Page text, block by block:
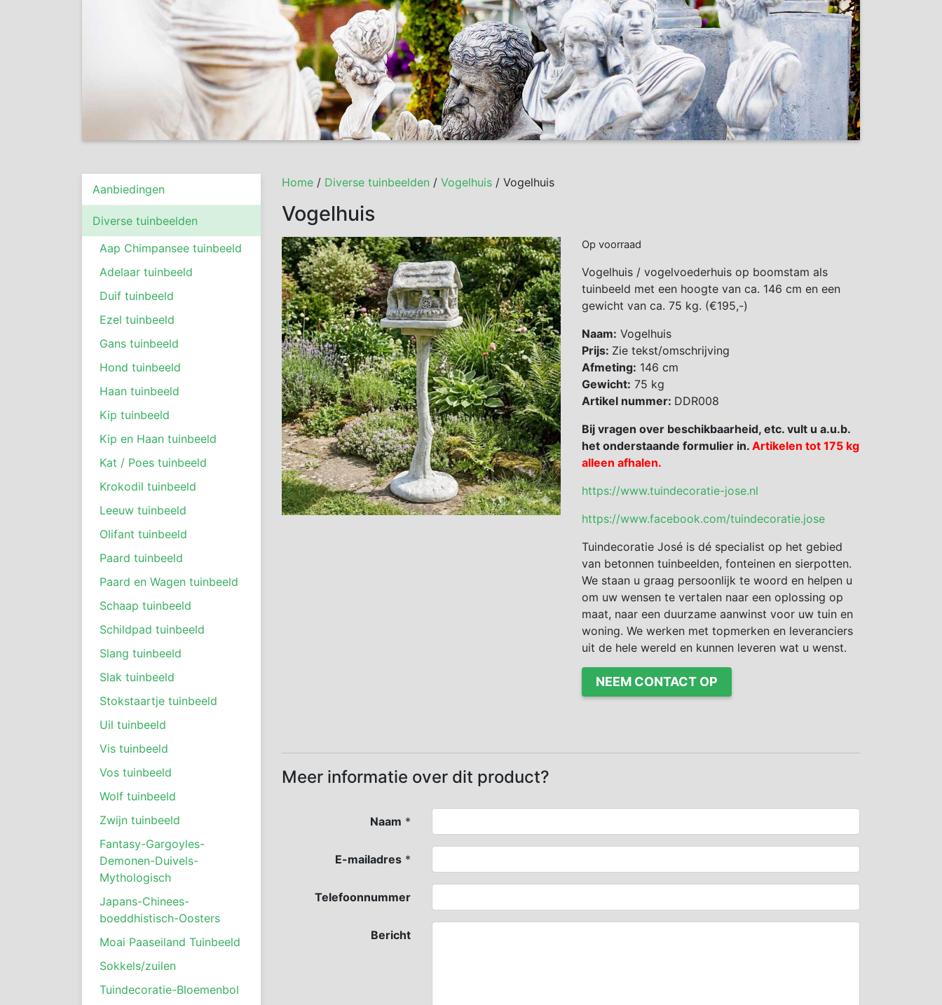
Aanbiedingen
Diverse tuinbeelden
Aap Chimpansee tuinbeeld
Adelaar tuinbeeld
Duif tuinbeeld
Ezel tuinbeeld
Gans tuinbeeld
Hond tuinbeeld
Haan tuinbeeld
Kip tuinbeeld
Kip en Haan tuinbeeld
Kat / Poes tuinbeeld
Krokodil tuinbeeld
Leeuw tuinbeeld
Olifant tuinbeeld
Paard tuinbeeld
Paard en Wagen tuinbeeld
Schaap tuinbeeld
Schildpad tuinbeeld
Slang tuinbeeld
Slak tuinbeeld
Stokstaartje tuinbeeld
Uil tuinbeeld
Vis tuinbeeld
Vos tuinbeeld
Wolf tuinbeeld
Zwijn tuinbeeld
Fantasy-Gargoyles-
Demonen-Duivels-
Mythologisch
Japans-Chinees-
boeddhistisch-Oosters
Moai Paaseiland Tuinbeeld
Sokkels/zuilen
Tuindecoratie-Bloemenbol
Home / Diverse tuinbeelden / Vogelhuis / Vogelhuis
Vogelhuis
Op voorraad
Vogelhuis / vogelvoederhuis op boomstam als
tuinbeeld met een hoogte van ca. 146 cm en een
gewicht van ca. 75 kg. (€195,-)
Naam: Vogelhuis
Prijs: Zie tekst/omschrijving
Afmeting: 146 cm
Gewicht: 75 kg
Artikel nummer: DDR008
Bij vragen over beschikbaarheid, etc. vult u a.u.b.
het onderstaande formulier in. Artikelen tot 175 kg
alleen afhalen.
https://www.tuindecoratie-jose.nl
https://www.facebook.com/tuindecoratie.jose
Tuindecoratie José is dé specialist op het gebied
van betonnen tuinbeelden, fonteinen en sierpotten.
We staan u graag persoonlijk te woord en helpen u
om uw wensen te vertalen naar een oplossing op
maat, naar een duurzame aanwinst voor uw tuin en
woning. We werken met topmerken en leveranciers
uit de hele wereld en kunnen leveren wat u wenst.
NEEM CONTACT OP
Meer informatie over dit product?
Naam *
E-mailadres*
Telefoonnummer
Bericht